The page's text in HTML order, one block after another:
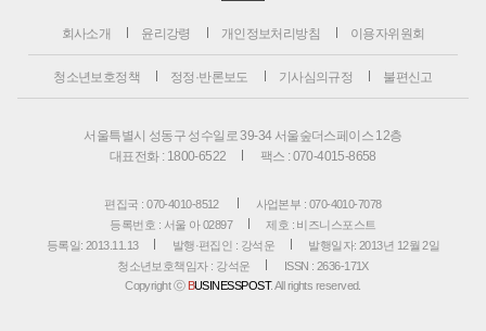
회사소개 윤리강령 개인정보처리방침 이용자위원회
청소년보호정책 정정·반론보도 기사심의규정 불편신고
서울특별시 성동구 성수일로 39-34 서울숲더스페이스 12층
대표전화 : 1800-6522
팩스 : 070-4015-8658
편집국 : 070-4010-8512
사업본부 : 070-4010-7078
등록번호 : 서울 아 02897
제호 : 비즈니스포스트
등록일: 2013.11.13
발행·편집인 : 강석운
발행일자: 2013년 12월 2일
청소년보호책임자 : 강석운
ISSN : 2636-171X
Copyright ⓒ BUSINESSPOST. All rights reserved.